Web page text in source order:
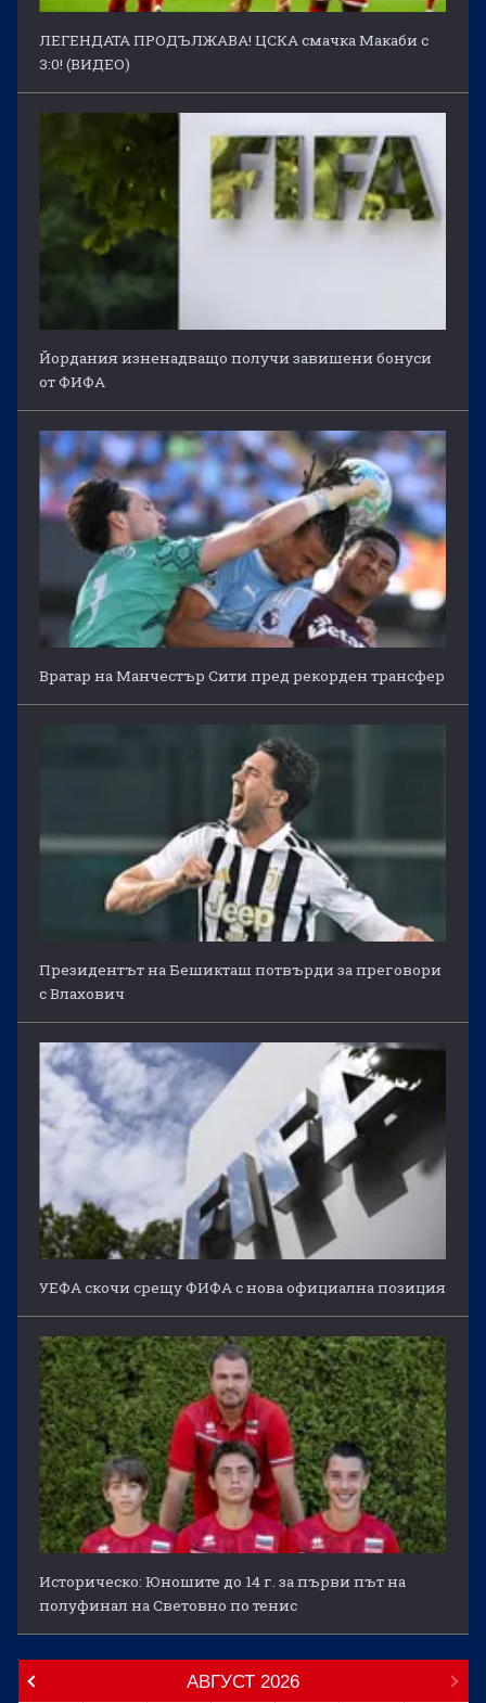
ЛЕГЕНДАТА ПРОДЪЛЖАВА! ЦСКА смачка Макаби с
3:0! (ВИДЕО)
Йордания изненадващо получи завишени бонуси
от ФИФА
Вратар на Манчестър Сити пред рекорден трансфер
Президентът на Бешикташ потвърди за преговори
с Влахович
УЕФА скочи срещу ФИФА с нова официална позиция
Историческо: Юношите до 14 г. за първи път на
полуфинал на Световно по тенис
АВГУСТ 2026